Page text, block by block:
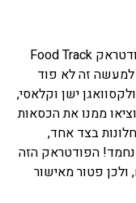
במלון מיוז בתל אביב MUSE TLV חנכו פודטראק Food Track
למעשה זה לא פוד
ישן וקלאסי,
ממנו את הכסאות
בצד אחד,
נחמד! הפודטראק הזה
ולכן פטור מאישור